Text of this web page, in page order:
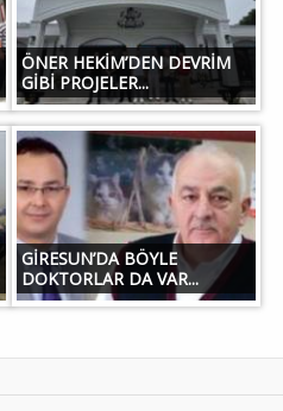
ÖNER HEKİM’DEN DEVRİM
GİBİ PROJELER...
GİRESUN’DA BÖYLE
DOKTORLAR DA VAR...